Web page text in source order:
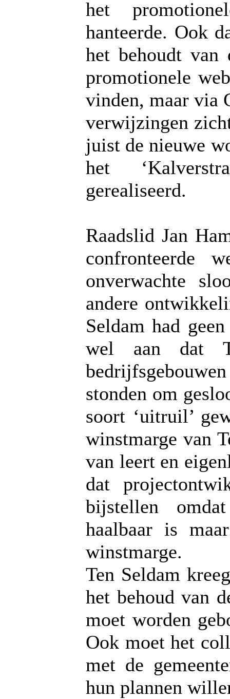
het
hanteerde. Ook
het behoudt van
promotionele
vinden, maar via
verwijzingen
juist de nieuwe
het
gerealiseerd.
Raadslid Jan
confronteerde
onverwachte
andere
Seldam had
wel aan dat
stonden om
soort ‘uitruil’
winstmarge van
van leert en
dat
bijstellen
haalbaar is
winstmarge.
Ten Seldam
het behoud van
moet worden
Ook moet het
met de
hun plannen